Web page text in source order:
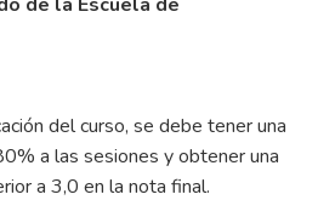
del curso, se debe tener una
a las sesiones y obtener una
a 3,0 en la nota final.